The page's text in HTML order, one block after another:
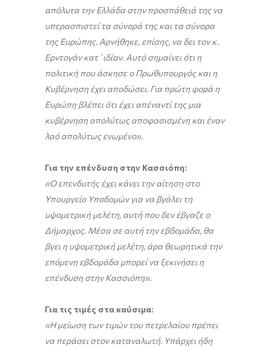
απόλυτα την Ελλάδα στην προσπάθειά της να
υπερασπιστεί τα σύνορά της και τα σύνορα
της Ευρώπης. Αρνήθηκε, επίσης, να δει τον κ.
Ερντογάν κατ΄ιδίαν. Αυτό σημαίνει ότι η
πολιτική που άσκησε ο Πρωθυπουργός και η
Κυβέρνηση έχει αποδώσει. Για πρώτη φορά η
Ευρώπη βλέπει ότι έχει απέναντί της μια
κυβέρνηση απολύτως αποφασισμένη και έναν
λαό απολύτως ενωμένο».
Για την επένδυση στην Κασσιόπη:
«Ο επενδυτής έχει κάνει την αίτηση στο
Υπουργείο Υποδομών για να βγάλει τη
υψομετρική μελέτη, αυτή που δεν έβγαζε ο
Δήμαρχος. Μέσα σε αυτή την εβδομάδα, θα
βγει η υψομετρική μελέτη, άρα θεωρητικά την
επόμενη εβδομάδα μπορεί να ξεκινήσει η
επένδυση στην Κασσιόπη».
Για τις τιμές στα καύσιμα:
«Η μείωση των τιμών του πετρελαίου πρέπει
να περάσει στον καταναλωτή. Υπάρχει ήδη